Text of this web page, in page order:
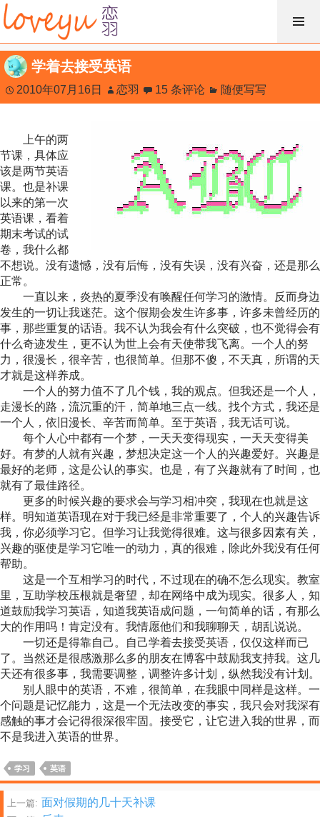
跳
过
内
容
学着去接受英语
2010年07月16日 恋羽 15 条评论 随便写写
上午的两
节课，具体应
该是两节英语
课。也是补课
以来的第一次
英语课，看着
期末考试的试
卷，我什么都
不想说。没有遗憾，没有后悔，没有失误，没有兴奋，还是那么
正常。
一直以来，炎热的夏季没有唤醒任何学习的激情。反而身边
发生的一切让我迷茫。这个假期会发生许多事，许多未曾经历的
事，那些重复的话语。我不认为我会有什么突破，也不觉得会有
什么奇迹发生，更不认为世上会有天使带我飞离。一个人的努
力，很漫长，很辛苦，也很简单。但那不傻，不天真，所谓的天
才就是这样养成。
一个人的努力值不了几个钱，我的观点。但我还是一个人，
走漫长的路，流沉重的汗，简单地三点一线。找个方式，我还是
一个人，依旧漫长、辛苦而简单。至于英语，我无话可说。
每个人心中都有一个梦，一天天变得现实，一天天变得美
好。有梦的人就有兴趣，梦想决定这一个人的兴趣爱好。兴趣是
最好的老师，这是公认的事实。也是，有了兴趣就有了时间，也
就有了最佳路径。
更多的时候兴趣的要求会与学习相冲突，我现在也就是这
样。明知道英语现在对于我已经是非常重要了，个人的兴趣告诉
我，你必须学习它。但学习让我觉得很难。这与很多因素有关，
兴趣的驱使是学习它唯一的动力，真的很难，除此外我没有任何
帮助。
这是一个互相学习的时代，不过现在的确不怎么现实。教室
里，互助学校压根就是奢望，却在网络中成为现实。很多人，知
道鼓励我学习英语，知道我英语成问题，一句简单的话，有那么
大的作用吗！肯定没有。我情愿他们和我聊聊天，胡乱说说。
一切还是得靠自己。自己学着去接受英语，仅仅这样而已
了。当然还是很感激那么多的朋友在博客中鼓励我支持我。这几
天还有很多事，我需要调整，调整许多计划，纵然我没有计划。
别人眼中的英语，不难，很简单，在我眼中同样是这样。一
个问题是记忆能力，这是一个无法改变的事实，我只会对我深有
感触的事才会记得很深很牢固。接受它，让它进入我的世界，而
不是我进入英语的世界。
学习 英语
文
上一篇: 面对假期的几十天补课